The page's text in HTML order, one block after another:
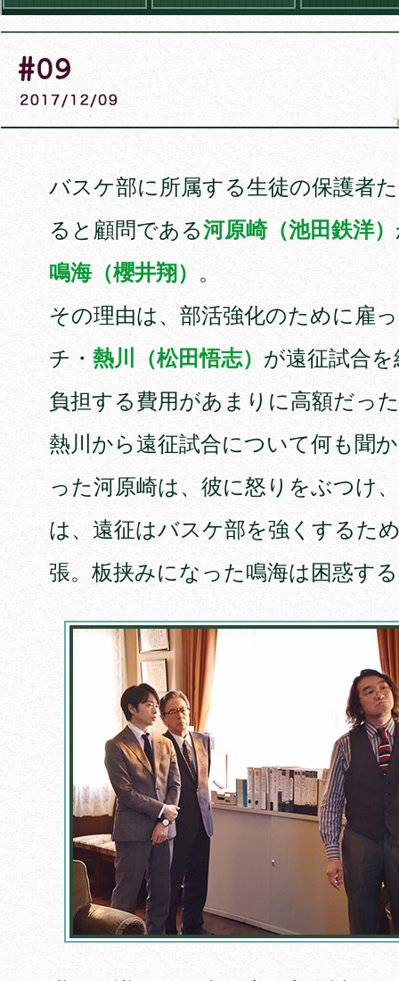
バスケ部に所属する生徒の保護者
ると顧問である河原崎（池田鉄洋）
鳴海（櫻井翔） 。
その理由は、部活強化のために雇
チ・ 熱川（松田悟志） が遠征試合
負担する費用があまりに高額だっ
熱川から遠征試合について何も聞
った河原崎は、彼に怒りをぶつけ
は、遠征はバスケ部を強くするた
張。板挟みになった鳴海は困惑す